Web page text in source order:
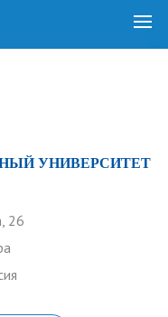
УНИВЕРСИТЕТ
26